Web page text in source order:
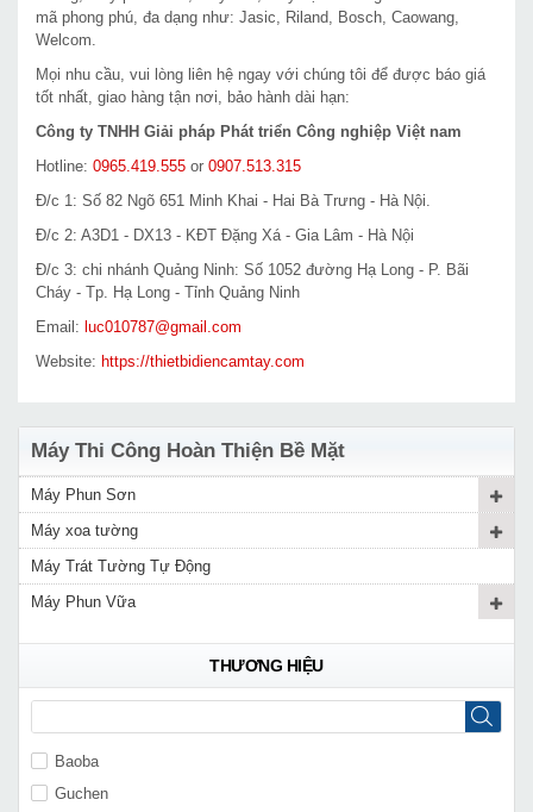
mã phong phú, đa dạng như: Jasic, Riland, Bosch, Caowang,
Welcom.
Mọi nhu cầu, vui lòng liên hệ ngay với chúng tôi để được báo giá
tốt nhất, giao hàng tận nơi, bảo hành dài hạn:
Công ty TNHH Giải pháp Phát triển Công nghiệp Việt nam
Hotline: 0965.419.555 or 0907.513.315
Đ/c 1: Số 82 Ngõ 651 Minh Khai - Hai Bà Trưng - Hà Nội.
Đ/c 2: A3D1 - DX13 - KĐT Đặng Xá - Gia Lâm - Hà Nội
Đ/c 3: chi nhánh Quảng Ninh: Số 1052 đường Hạ Long - P. Bãi
Cháy - Tp. Hạ Long - Tỉnh Quảng Ninh
Email: luc010787@gmail.com
Website: https://thietbidiencamtay.com
Máy Thi Công Hoàn Thiện Bề Mặt
Máy Phun Sơn
Máy xoa tường
Máy Trát Tường Tự Động
Máy Phun Vữa
THƯƠNG HIỆU
Baoba
Guchen